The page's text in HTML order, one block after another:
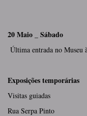
20 Maio _ Sábado
Última entrada no Museu
Exposições temporárias
Visitas guiadas
Rua Serpa Pinto